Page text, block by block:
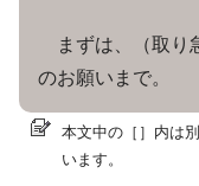
まずは、（取り
のお願いまで。
本文中の［］内は
います。